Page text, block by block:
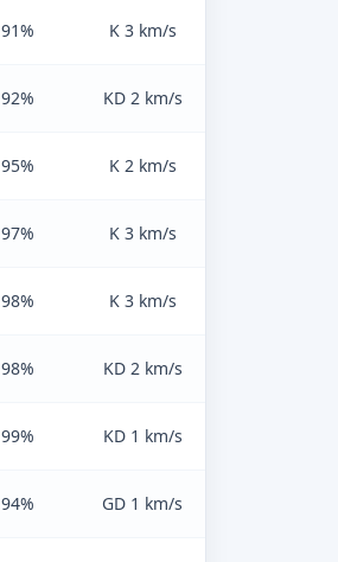
91% K 3 km/s
92% KD 2 km/s
95% K 2 km/s
97% K 3 km/s
98% K 3 km/s
98% KD 2 km/s
99% KD 1 km/s
94% GD 1 km/s